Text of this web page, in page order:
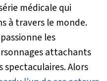
médicale qui
à travers le monde.
les
attachants
spectaculaires. Alors